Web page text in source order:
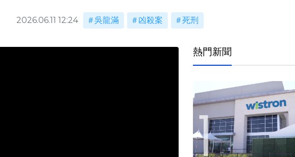
2026.06.11 12:24 吳龍滿 凶殺案 死刑
熱門新聞